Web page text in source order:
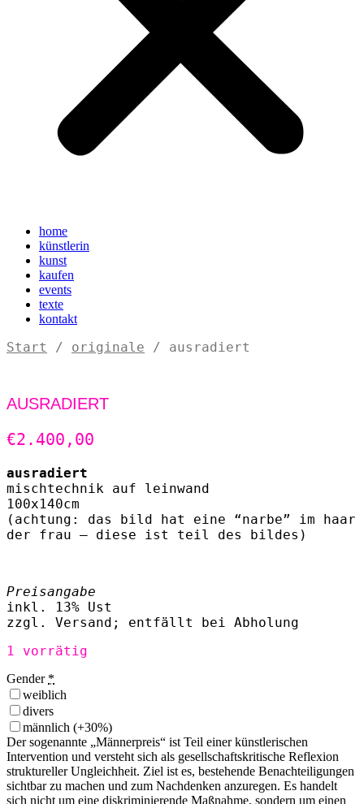
home
künstlerin
kunst
kaufen
events
texte
kontakt
Start / originale / ausradiert
AUSRADIERT
€2.400,00
ausradiert
mischtechnik auf leinwand
100x140cm
(achtung: das bild hat eine “narbe” im haar
der frau – diese ist teil des bildes)
Preisangabe
inkl. 13% Ust
zzgl. Versand; entfällt bei Abholung
1 vorrätig
Gender *
weiblich
divers
männlich (+30%)
Der sogenannte „Männerpreis“ ist Teil einer künstlerischen
Intervention und versteht sich als gesellschaftskritische Reflexion
struktureller Ungleichheit. Ziel ist es, bestehende Benachteiligungen
sichtbar zu machen und zum Nachdenken anzuregen. Es handelt
sich nicht um eine diskriminierende Maßnahme, sondern um einen